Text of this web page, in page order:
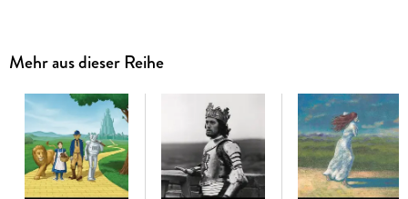
ein Ei dem anderen, mit einem Unterschied: Tom ist arm und
Rollen und erleben spannende Abenteuer.
Mehr aus dieser Reihe